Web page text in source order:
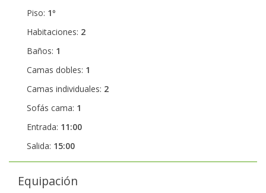
Piso: 1º
Habitaciones: 2
Baños: 1
Camas dobles: 1
Camas individuales: 2
Sofás cama: 1
Entrada: 11:00
Salida: 15:00
Equipación